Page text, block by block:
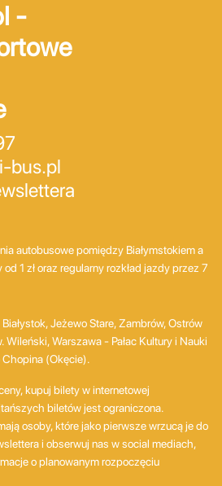
-
bus.pl
autobusowe pomiędzy Białymstokiem a
1 zł oraz regularny rozkład jazdy przez 7
Jeżewo Stare, Zambrów, Ostrów
Warszawa - Pałac Kultury i Nauki
(Okęcie).
kupuj bilety w internetowej
biletów jest ograniczona.
osoby, które jako pierwsze wrzucą je do
i obserwuj nas w social mediach,
o planowanym rozpoczęciu